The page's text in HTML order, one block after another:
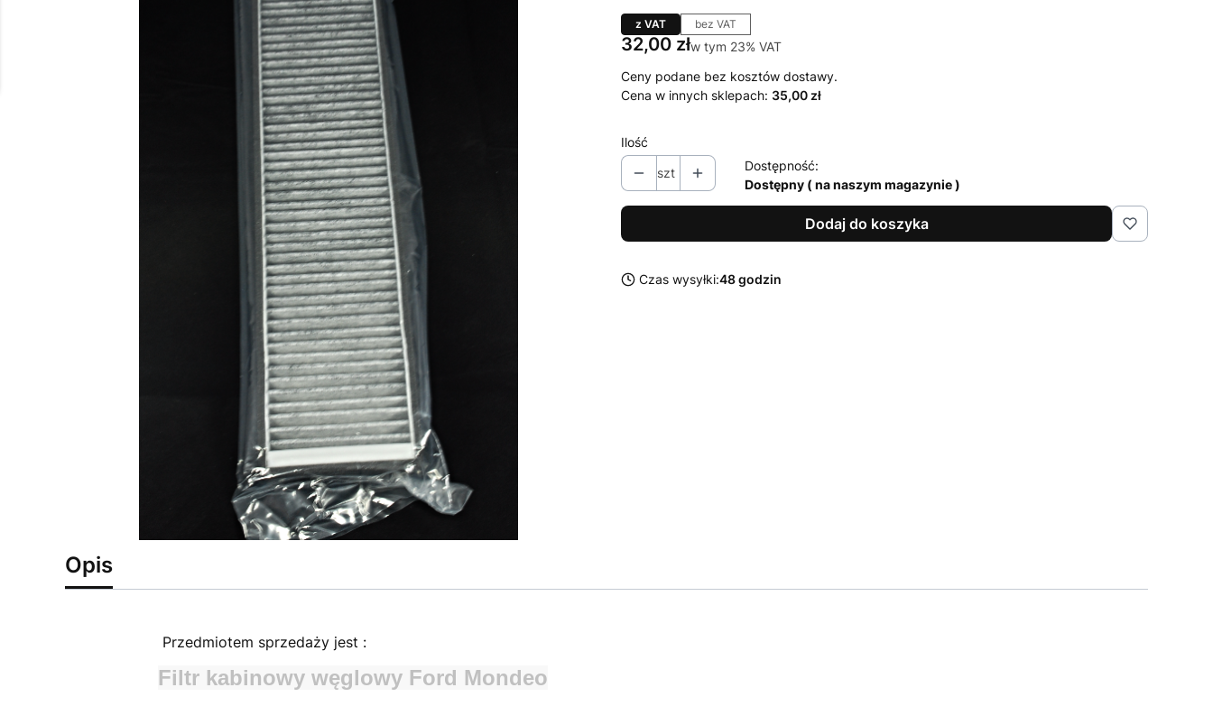
z VAT bez VAT
Cena
32,00 złw tym 23% VAT
w tym 23% VAT
Ceny podane bez kosztów dostawy.
Cena w innych sklepach: 35,00 zł
Ilość
szt
Dostępność:
Dostępny ( na naszym magazynie )
Dodaj do koszyka
Czas wysyłki:48 godzin
Opis
Przedmiotem sprzedaży jest :
Filtr kabinowy węglowy Ford Mondeo